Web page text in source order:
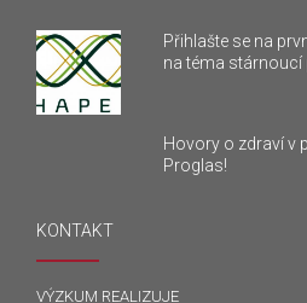
Přihlašte se na
na téma stárnoucí
Hovory o zdraví v
Proglas!
KONTAKT
VÝZKUM REALIZUJE